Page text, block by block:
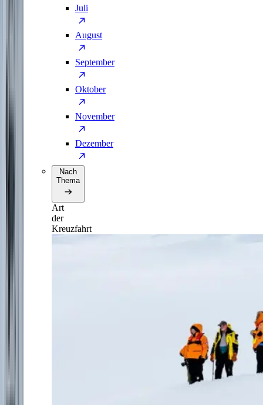
Juli
August
September
Oktober
November
Dezember
Nach
Thema
Art
der
Kreuzfahrt